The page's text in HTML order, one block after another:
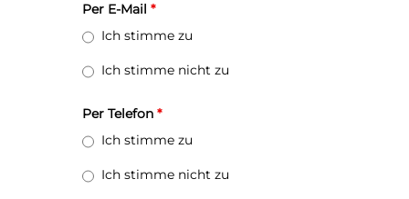
Per E-Mail *
Ich stimme zu
Ich stimme nicht zu
Per Telefon *
Ich stimme zu
Ich stimme nicht zu